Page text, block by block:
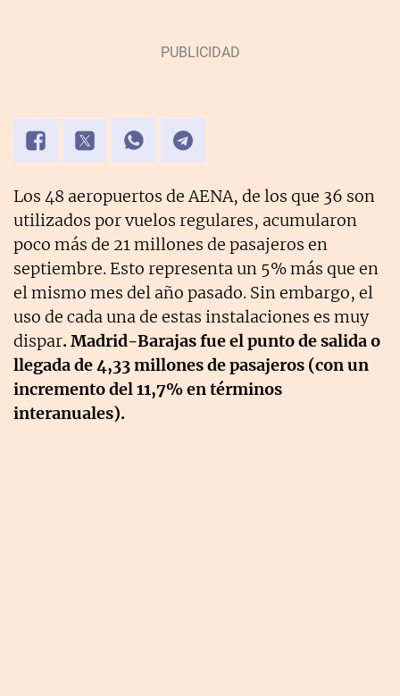
Los 48 aeropuertos de AENA, de los que 36 son
utilizados por vuelos regulares, acumularon
poco más de 21 millones de pasajeros en
septiembre. Esto representa un 5% más que en
el mismo mes del año pasado. Sin embargo, el
uso de cada una de estas instalaciones es muy
dispar. Madrid-Barajas fue el punto de salida o
llegada de 4,33 millones de pasajeros (con un
incremento del 11,7% en términos
interanuales).